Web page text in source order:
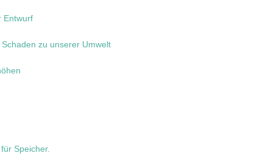
Entwurf
zu unserer Umwelt
Speicher.